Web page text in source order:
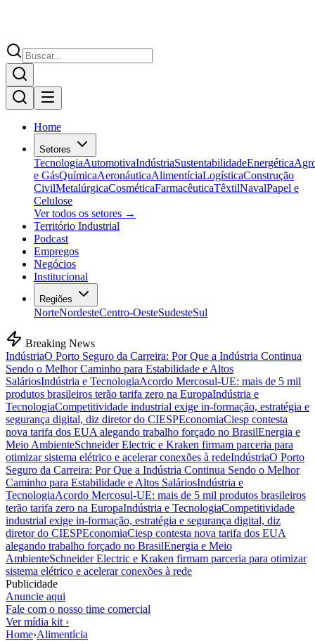
Home
Setores
TecnologiaAutomotivaIndústriaSustentabilidadeEnergética
e GásQuímicaAeronáuticaAlimentíciaLogísticaConstrução
CivilMetalúrgicaCosméticaFarmacêuticaTêxtilNavalPapel e
Celulose
Ver todos os setores →
Território Industrial
Podcast
Empregos
Negócios
Institucional
Regiões
NorteNordesteCentro-OesteSudesteSul
Breaking News
IndústriaO Porto Seguro da Carreira: Por Que a Indústria Continua
Sendo o Melhor Caminho para Estabilidade e Altos
SaláriosIndústria e TecnologiaAcordo Mercosul-UE: mais de 5 mil
produtos brasileiros terão tarifa zero na EuropaIndústria e
TecnologiaCompetitividade industrial exige in-formação, estratégia e
segurança digital, diz diretor do CIESPEconomiaCiesp contesta
nova tarifa dos EUA alegando trabalho forçado no BrasilEnergia e
Meio AmbienteSchneider Electric e Kraken firmam parceria para
otimizar sistema elétrico e acelerar conexões à redeIndústriaO Porto
Seguro da Carreira: Por Que a Indústria Continua Sendo o Melhor
Caminho para Estabilidade e Altos SaláriosIndústria e
TecnologiaAcordo Mercosul-UE: mais de 5 mil produtos brasileiros
terão tarifa zero na EuropaIndústria e TecnologiaCompetitividade
industrial exige in-formação, estratégia e segurança digital, diz
diretor do CIESPEconomiaCiesp contesta nova tarifa dos EUA
alegando trabalho forçado no BrasilEnergia e Meio
AmbienteSchneider Electric e Kraken firmam parceria para otimizar
sistema elétrico e acelerar conexões à rede
Publicidade
Anuncie aqui
Fale com o nosso time comercial
Ver mídia kit ›
Home›Alimentícia